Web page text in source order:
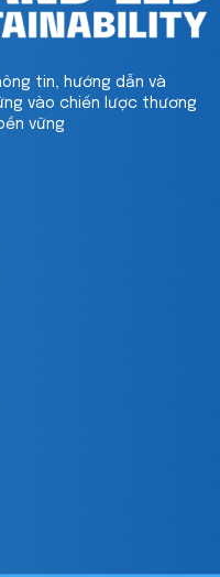
tin, hướng dẫn và
vào chiến lược thương
vững